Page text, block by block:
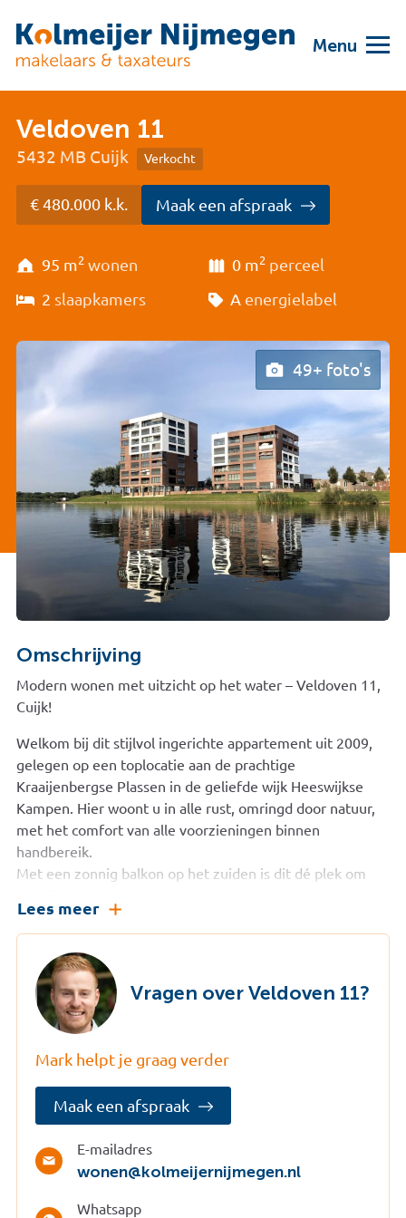
Menu
Veldoven 11
5432 MB Cuijk Verkocht
€ 480.000 k.k. Maak een afspraak
95 m2 wonen 0 m2 perceel
2 slaapkamers A energielabel
49+ foto's
Omschrijving
Modern wonen met uitzicht op het water – Veldoven 11,
Cuijk!
Welkom bij dit stijlvol ingerichte appartement uit 2009,
gelegen op een toplocatie aan de prachtige
Kraaijenbergse Plassen in de geliefde wijk Heeswijkse
Kampen. Hier woont u in alle rust, omringd door natuur,
met het comfort van alle voorzieningen binnen
handbereik.
Met een zonnig balkon op het zuiden is dit dé plek om
over het water. Of u nu ’s ochtends rustig wakker wordt
met een kop koffie of ’s avonds de dag afsluit in de zon,
dit appartement biedt het allemaal.
Comfort en bereikbaarheid:
Cuijk is een levendige plaats met voorzieningen voor jong
en school, terwijl u met de auto binnen 5 minuten in het
centrum staat. Dankzij de gunstige ligging nabij de A73
bent u bovendien snel onderweg richting Nijmegen of
Venlo. Beide steden zijn ook uitstekend bereikbaar per
trein.
Het appartement bevindt zich op de eerste verdieping en
Lees meer
Vragen over Veldoven 11?
Mark helpt je graag verder
Maak een afspraak
E-mailadres
wonen@kolmeijernijmegen.nl
Whatsapp